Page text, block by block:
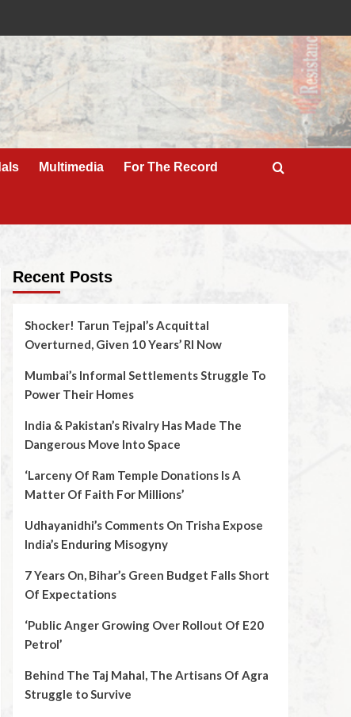
Multimedia For The Record
Recent Posts
Shocker! Tarun Tejpal’s Acquittal
Overturned, Given 10 Years’ RI Now
Mumbai’s Informal Settlements Struggle To
Power Their Homes
India & Pakistan’s Rivalry Has Made The
Dangerous Move Into Space
‘Larceny Of Ram Temple Donations Is A
Matter Of Faith For Millions’
Udhayanidhi’s Comments On Trisha Expose
India’s Enduring Misogyny
7 Years On, Bihar’s Green Budget Falls Short
Of Expectations
‘Public Anger Growing Over Rollout Of E20
Petrol’
Behind The Taj Mahal, The Artisans Of Agra
Struggle to Survive